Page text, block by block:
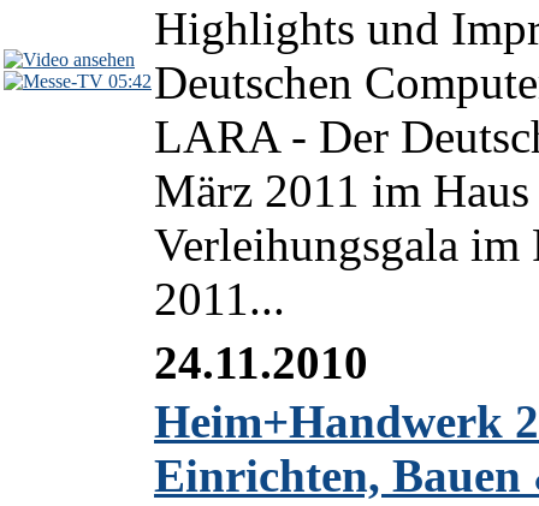
05:42
Highlights und
Deutschen
LARA - Der
März 2011 im
Verleihungsgala
2011...
24.11.2010
Heim+Handwerk
Einrichten, Bauen